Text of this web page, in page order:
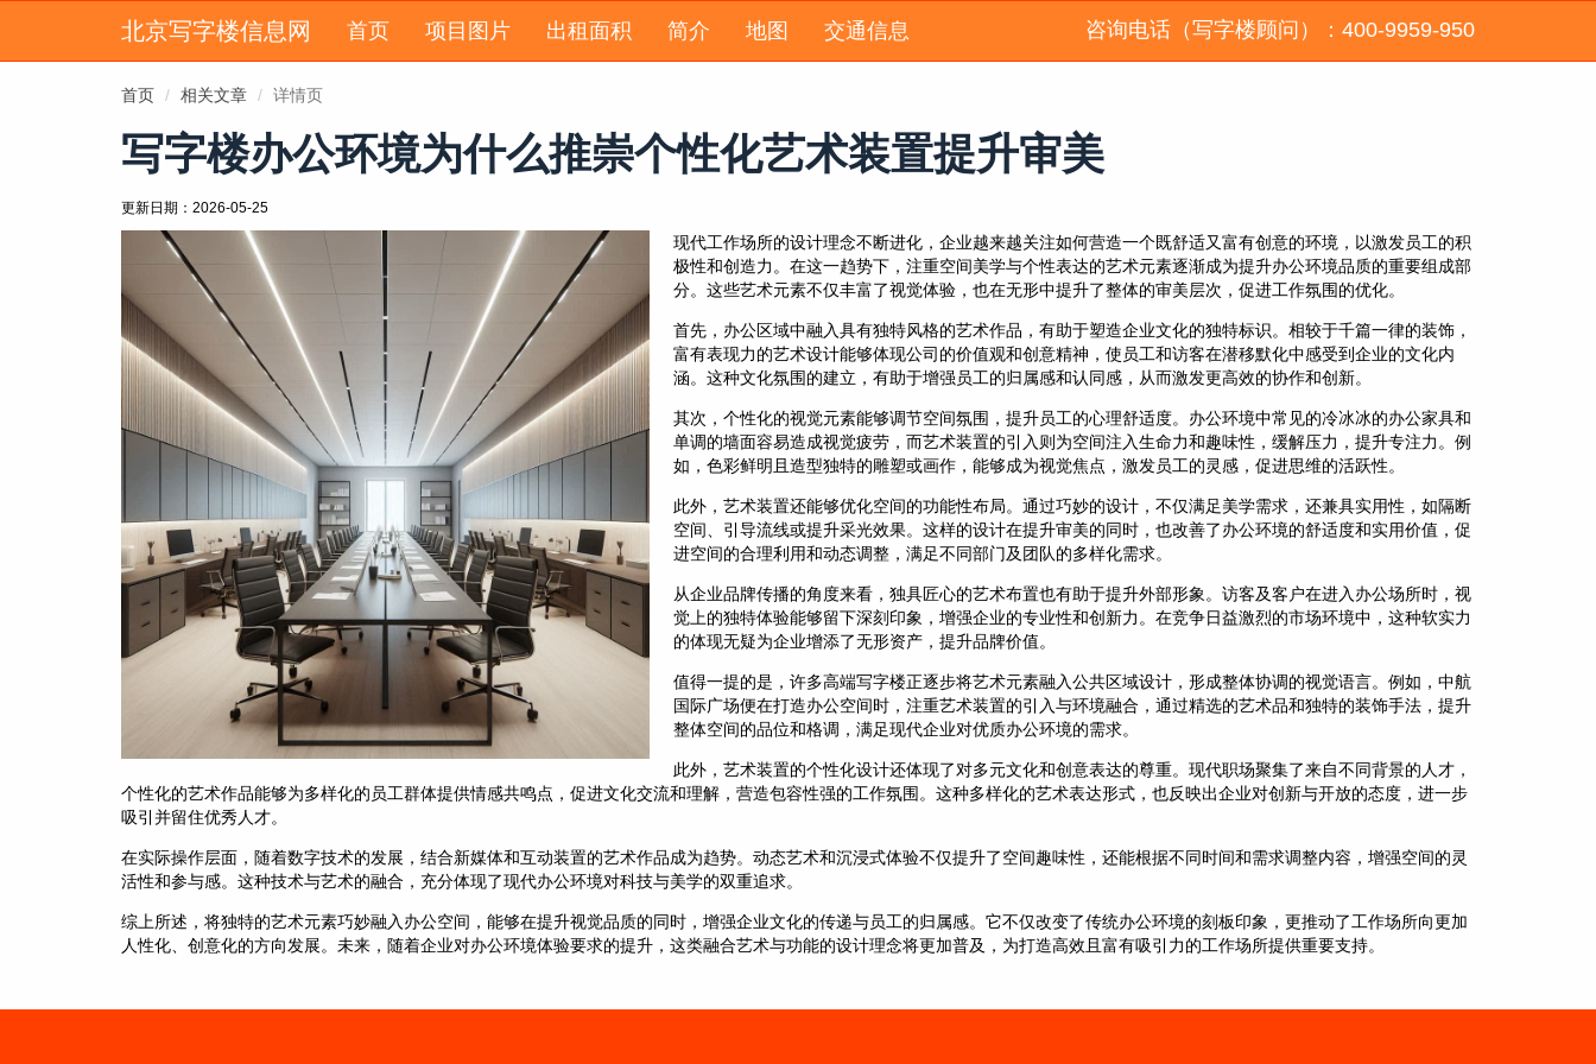
北京写字楼信息网 首页 项目图片 出租面积 简介 地图 交通信息 咨询电话（写字楼顾问）：400-9959-950
首页 相关文章 详情页
写字楼办公环境为什么推崇个性化艺术装置提升审美
更新日期： 2026-05-25
现代工作场所的设计理念不断进化，企业越来越关注如何营造一个既舒适又富有创意的环境，以激发员工的积
极性和创造力。在这一趋势下，注重空间美学与个性表达的艺术元素逐渐成为提升办公环境品质的重要组成部
分。这些艺术元素不仅丰富了视觉体验，也在无形中提升了整体的审美层次，促进工作氛围的优化。
首先，办公区域中融入具有独特风格的艺术作品，有助于塑造企业文化的独特标识。相较于千篇一律的装饰，
富有表现力的艺术设计能够体现公司的价值观和创意精神，使员工和访客在潜移默化中感受到企业的文化内
涵。这种文化氛围的建立，有助于增强员工的归属感和认同感，从而激发更高效的协作和创新。
其次，个性化的视觉元素能够调节空间氛围，提升员工的心理舒适度。办公环境中常见的冷冰冰的办公家具和
单调的墙面容易造成视觉疲劳，而艺术装置的引入则为空间注入生命力和趣味性，缓解压力，提升专注力。例
如，色彩鲜明且造型独特的雕塑或画作，能够成为视觉焦点，激发员工的灵感，促进思维的活跃性。
此外，艺术装置还能够优化空间的功能性布局。通过巧妙的设计，不仅满足美学需求，还兼具实用性，如隔断
空间、引导流线或提升采光效果。这样的设计在提升审美的同时，也改善了办公环境的舒适度和实用价值，促
进空间的合理利用和动态调整，满足不同部门及团队的多样化需求。
从企业品牌传播的角度来看，独具匠心的艺术布置也有助于提升外部形象。访客及客户在进入办公场所时，视
觉上的独特体验能够留下深刻印象，增强企业的专业性和创新力。在竞争日益激烈的市场环境中，这种软实力
的体现无疑为企业增添了无形资产，提升品牌价值。
值得一提的是，许多高端写字楼正逐步将艺术元素融入公共区域设计，形成整体协调的视觉语言。例如，中航
国际广场便在打造办公空间时，注重艺术装置的引入与环境融合，通过精选的艺术品和独特的装饰手法，提升
整体空间的品位和格调，满足现代企业对优质办公环境的需求。
此外，艺术装置的个性化设计还体现了对多元文化和创意表达的尊重。现代职场聚集了来自不同背景的人才，
个性化的艺术作品能够为多样化的员工群体提供情感共鸣点，促进文化交流和理解，营造包容性强的工作氛围。这种多样化的艺术表达形式，也反映出企业对创新与开放的态度，进一步
吸引并留住优秀人才。
在实际操作层面，随着数字技术的发展，结合新媒体和互动装置的艺术作品成为趋势。动态艺术和沉浸式体验不仅提升了空间趣味性，还能根据不同时间和需求调整内容，增强空间的灵
活性和参与感。这种技术与艺术的融合，充分体现了现代办公环境对科技与美学的双重追求。
综上所述，将独特的艺术元素巧妙融入办公空间，能够在提升视觉品质的同时，增强企业文化的传递与员工的归属感。它不仅改变了传统办公环境的刻板印象，更推动了工作场所向更加
人性化、创意化的方向发展。未来，随着企业对办公环境体验要求的提升，这类融合艺术与功能的设计理念将更加普及，为打造高效且富有吸引力的工作场所提供重要支持。